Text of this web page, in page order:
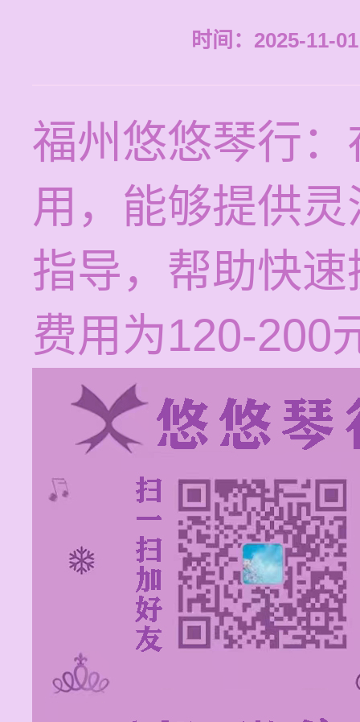
时间：2025-11-
福州悠悠琴行
用，能够提供
指导，帮助快
费用为120-200